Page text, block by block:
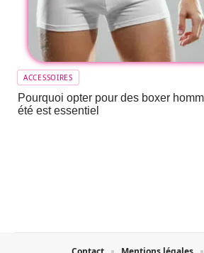
ACCESSOIRES
Pourquoi opter pour des boxer
été est essentiel